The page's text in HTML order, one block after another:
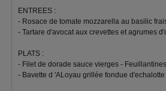
ENTREES :
- Rosace de tomate mozzarella au basilic
- Tartare d'avocat aux crevettes et agrumes
PLATS :
- Filet de dorade sauce vierges -
- Bavette d 'ALoyau grillée fondue